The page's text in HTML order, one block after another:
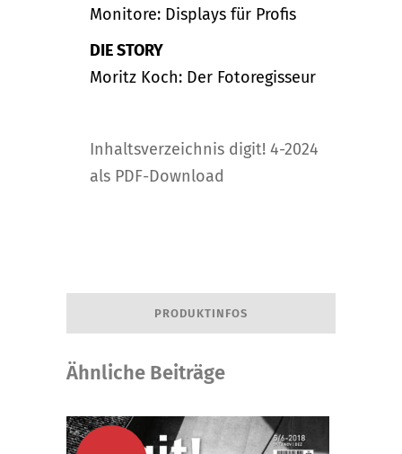
Monitore: Displays für Profis
DIE STORY
Moritz Koch: Der Fotoregisseur
Inhaltsverzeichnis digit! 4-2024
als PDF-Download
PRODUKTINFOS
Ähnliche Beiträge